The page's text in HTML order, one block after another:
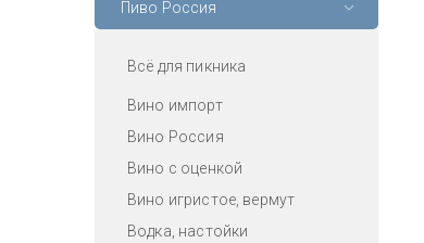
Пиво Россия
Всё для пикника
Вино импорт
Вино Россия
Вино с оценкой
Вино игристое, вермут
Водка, настойки